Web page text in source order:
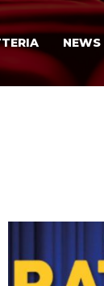
NEWS